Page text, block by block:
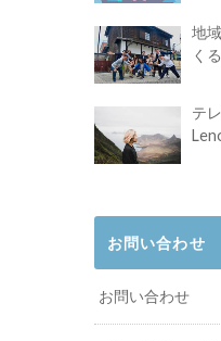
地
く
テ
お問い合わせ
お問い合わせ